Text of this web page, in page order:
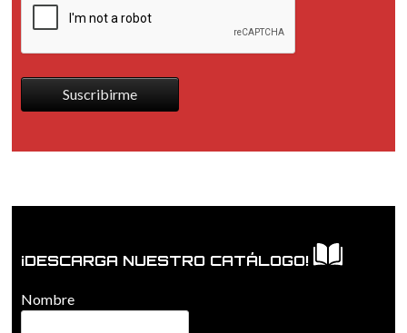
Suscribirme
¡DESCARGA NUESTRO CATÁLOGO!
Nombre